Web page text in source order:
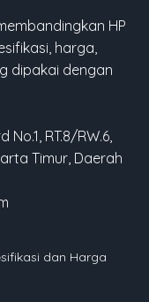
HP
harga,
dipakai dengan
RT.8/RW.6,
Timur, Daerah
dan Harga